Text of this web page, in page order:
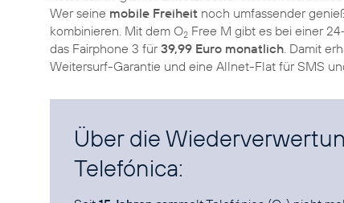
Wer seine mobile Freiheit noch umfassender
kombinieren. Mit dem O2 Free M gibt es bei einer
das Fairphone 3 für39,99 Euro monatlich. Damit
Weitersurf-Garantie und eine Allnet-Flat für SMS
Über die
Telefónica: